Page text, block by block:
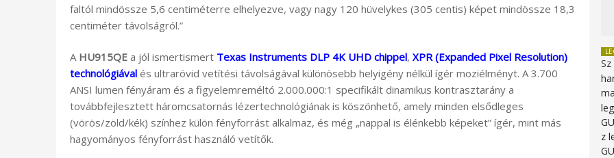
faltól mindössze 5,6 centiméterre elhelyezve, vagy nagy 120 hüvelykes (305 centis) képet mindössze 18,3
centiméter távolságról.”
A HU915QE a jól ismertismert Texas Instruments DLP 4K UHD chippel, XPR (Expanded Pixel Resolution)
technológiával és ultrarövid vetítési távolságával különösebb helyigény nélkül ígér moziélményt. A 3.700
ANSI lumen fényáram és a figyelemreméltó 2.000.000:1 specifikált dinamikus kontrasztarány a
továbbfejlesztett háromcsatornás lézertechnológiának is köszönhető, amely minden elsődleges
(vörös/zöld/kék) színhez külön fényforrást alkalmaz, és még „nappal is élénkebb képeket” ígér, mint más
hagyományos fényforrást használó vetítők.
z